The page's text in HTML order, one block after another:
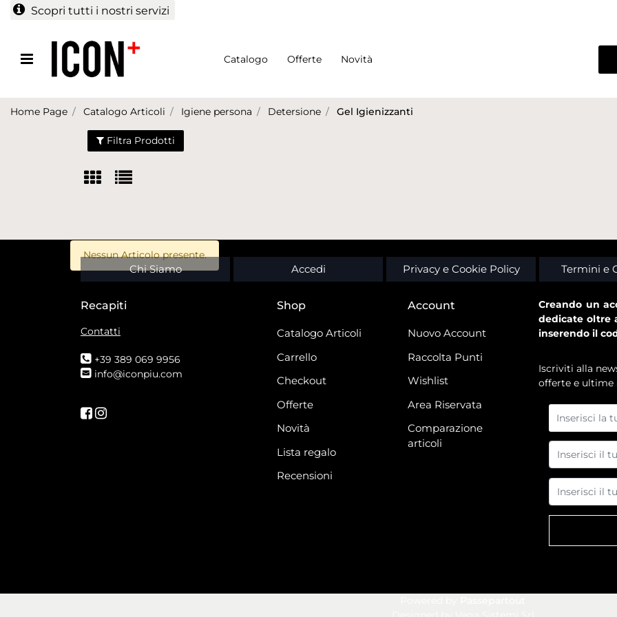
Scopri tutti i nostri servizi
Open menu Catalogo Offerte Novità
Home Page Catalogo Articoli Igiene persona Detersione Gel Igienizzanti
Filtra Prodotti
Nessun Articolo presente.
Chi Siamo Accedi Privacy e Cookie Policy Termini e
Recapiti
Contatti
+39 389 069 9956
info@iconpiu.com
Seguici su Facebook
Seguici su Instagram
Shop
Catalogo Articoli
Carrello
Checkout
Offerte
Novità
Lista regalo
Recensioni
Account
Nuovo Account
Raccolta Punti
Wishlist
Area Riservata
Comparazione
articoli
Creando un
dedicate oltre
inserendo il
Iscriviti alla
offerte e ultime